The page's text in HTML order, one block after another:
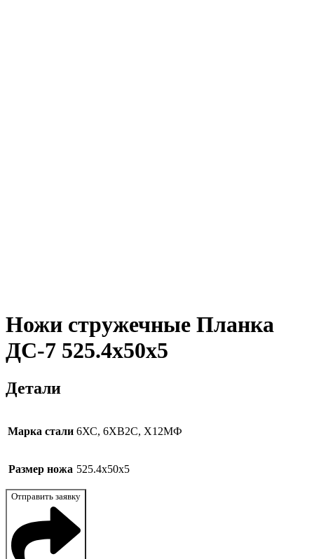
Ножи стружечные Планка
ДС-7 525.4x50x5
Детали
Марка стали 6ХС, 6ХВ2С, Х12МФ
Размер ножа 525.4x50x5
Отправить заявку